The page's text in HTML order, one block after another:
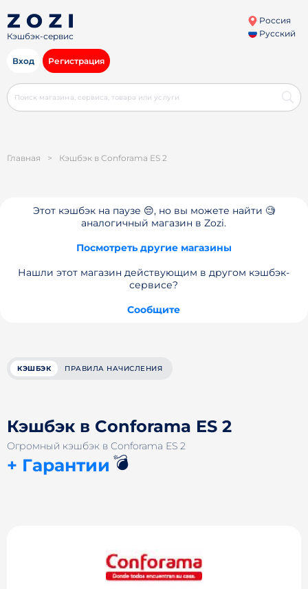
Кэшбэк-сервис
Россия
Русский
Вход Регистрация
Главная > Кэшбэк в Conforama ES 2
Этот кэшбэк на паузе 😔, но вы можете найти 🧐
аналогичный магазин в Zozi.
Посмотреть другие магазины
Нашли этот магазин действующим в другом кэшбэк-
сервисе?
Сообщите
КЭШБЭК ПРАВИЛА НАЧИСЛЕНИЯ
Кэшбэк в Conforama ES 2
Огромный кэшбэк в Conforama ES 2
+ Гарантии 💣